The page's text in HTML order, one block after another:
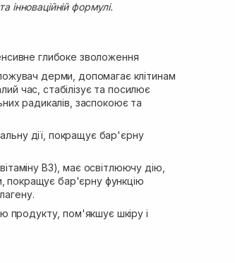
інноваційній формулі.
глибоке зволоження
дерми, допомагає клітинам
час, стабілізує та посилює
радикалів, заспокоює та
дії, покращує бар'єрну
В3), має освітлюючу дію,
покращує бар'єрну функцію
продукту, пом'якшує шкіру і